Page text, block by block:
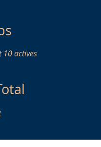
10 actives